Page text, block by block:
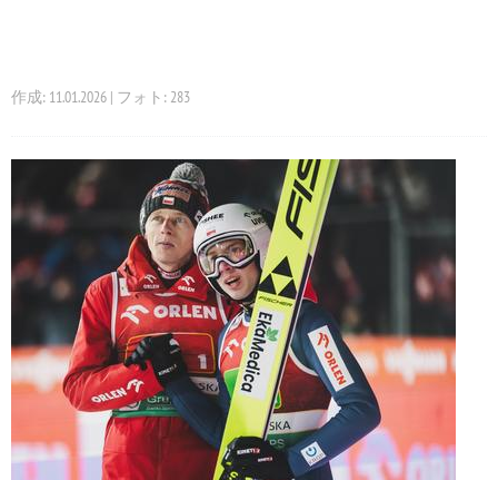
作成: 11.01.2026 | フォト: 283